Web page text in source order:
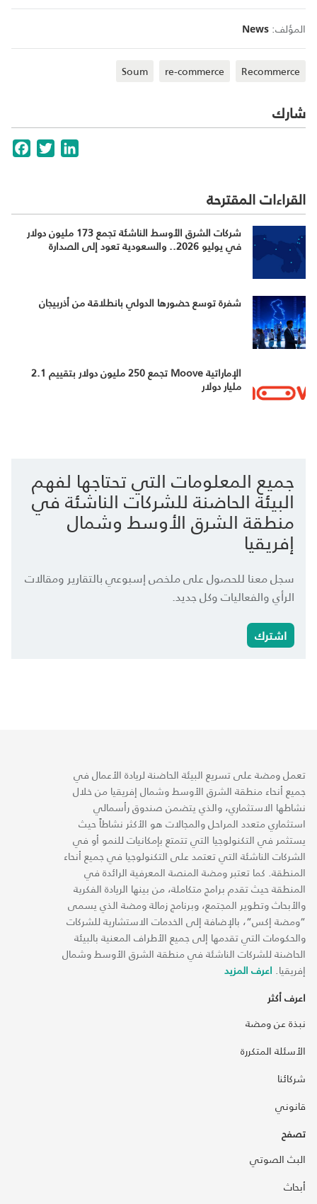
المؤلف: News
Recommerce
re-commerce
Soum
شارك
TwitterLinkedIn
القراءات المقترحة
شركات الشرق الأوسط الناشئة تجمع 173 مليون دولار
في يوليو 2026.. والسعودية تعود إلى الصدارة
شفرة توسع حضورها الدولي بانطلاقة من أذربيجان
الإماراتية Moove تجمع 250 مليون دولار بتقييم 2.1
مليار دولار
جميع المعلومات التي تحتاجها لفهم
البيئة الحاضنة للشركات الناشئة في
منطقة الشرق الأوسط وشمال
إفريقيا
سجل معنا للحصول على ملخص إسبوعي بالتقارير ومقالات
الرأي والفعاليات وكل جديد.
اشترك
تعمل ومضة على تسريع البيئة الحاضنة لريادة الأعمال في
جميع أنحاء منطقة الشرق الأوسط وشمال إفريقيا من خلال
نشاطها الاستثماري، والذي يتضمن صندوق رأسمالي
استثماري متعدد المراحل والمجالات هو الأكثر نشاطاً حيث
يستثمر في التكنولوجيا التي تتمتع بإمكانيات للنمو أو في
الشركات الناشئة التي تعتمد على التكنولوجيا في جميع أنحاء
المنطقة. كما تعتبر ومضة المنصة المعرفية الرائدة في
المنطقة حيث تقدم برامج متكاملة، من بينها الريادة الفكرية
والأبحاث وتطوير المجتمع، وبرنامج زمالة ومضة الذي يسمى
“ومضة إكس“، بالإضافة إلى الخدمات الاستشارية للشركات
والحكومات التي تقدمها إلى جميع الأطراف المعنية بالبيئة
الحاضنة للشركات الناشئة في منطقة الشرق الأوسط وشمال
إفريقيا. اعرف المزيد
اعرف أكثر
نبذة عن ومضة
الأسئلة المتكررة
شركائنا
قانوني
تصفح
البث الصوتي
أبحاث